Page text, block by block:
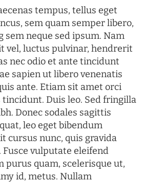
tempus, tellus eget
sem quam semper libero,
sem neque sed ipsum. Nam
vel, luctus pulvinar, hendrerit
nec odio et ante tincidunt
sapien ut libero venenatis
ante. Etiam sit amet orci
tincidunt. Duis leo. Sed fringilla
Donec sodales sagittis
leo eget bibendum
cursus nunc, quis gravida
Fusce vulputate eleifend
purus quam, scelerisque ut,
id, metus. Nullam